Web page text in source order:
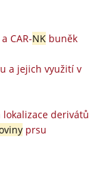
CAR-NKbuněk
a jejich využití v
derivátů
prsu